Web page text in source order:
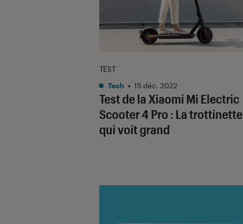
Test de la Xiaomi Mi Electric
Scooter 4 Pro : La trottinette
qui voit grand
TEST
Tech • 15 déc. 2022